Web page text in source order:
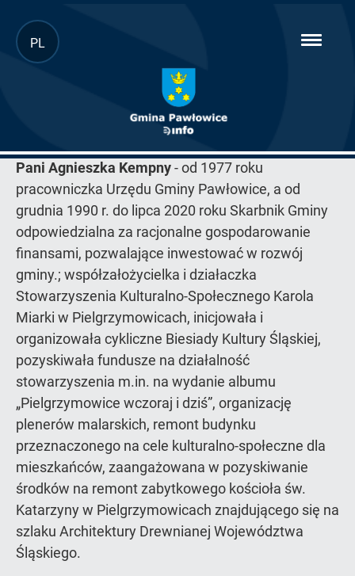
Przejdź
do
PL
2020
Pani Agnieszka Kempny- od 1977 roku
pracowniczka Urzędu Gminy Pawłowice, a od
grudnia 1990 r. do lipca 2020 roku Skarbnik Gminy
odpowiedzialna za racjonalne gospodarowanie
finansami, pozwalające inwestować w rozwój
gminy.; współzałożycielka i działaczka
Stowarzyszenia Kulturalno-Społecznego Karola
Miarki w Pielgrzymowicach, inicjowała i
organizowała cykliczne Biesiady Kultury Śląskiej,
pozyskiwała fundusze na działalność
stowarzyszenia m.in. na wydanie albumu
„Pielgrzymowice wczoraj i dziś”, organizację
plenerów malarskich, remont budynku
przeznaczonego na cele kulturalno-społeczne dla
mieszkańców, zaangażowana w pozyskiwanie
środków na remont zabytkowego kościoła św.
Katarzyny w Pielgrzymowicach znajdującego się na
szlaku Architektury Drewnianej Województwa
Śląskiego.